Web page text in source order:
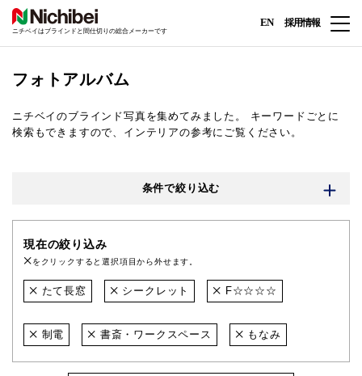
ニチベイはブラインドと間仕切りの総合メーカーです
EN 採用情報
フォトアルバム
ニチベイのブラインド写真を集めてみました。
キーワードごとに
検索もできますので、インテリアの参考にご覧ください。
条件で絞り込む
現在の絞り込み
をクリックすると選択項目から外せます。
たて長窓 シークレット F☆☆☆☆
制電 書斎・ワークスペース もなみ